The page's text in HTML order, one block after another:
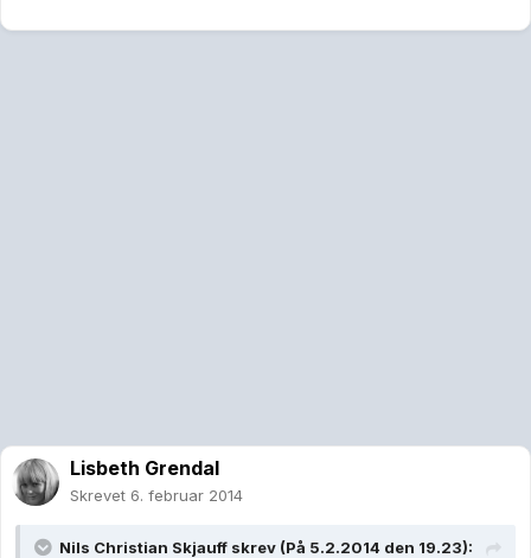
Lisbeth Grendal
Skrevet 6. februar 2014
Nils Christian Skjauff skrev (På 5.2.2014 den 19.23):